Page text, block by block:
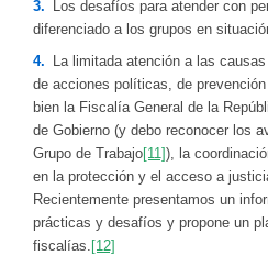
Los desafíos para atender con
diferenciado a los grupos en
La limitada atención a las
de acciones políticas, de
bien la Fiscalía General de la
de Gobierno (y debo reconocer los
Grupo de Trabajo[11]), la
en la protección y el acceso a
Recientemente presentamos un
prácticas y desafíos y propone un
fiscalías. [12]